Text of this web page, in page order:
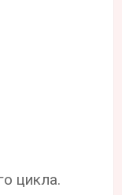
цикла.